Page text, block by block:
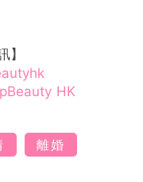
】
HK
離婚